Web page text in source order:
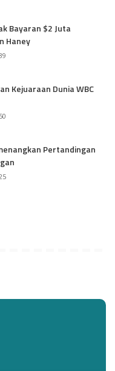
Bayaran $2 Juta
Haney
Kejuaraan Dunia WBC
Pertandingan